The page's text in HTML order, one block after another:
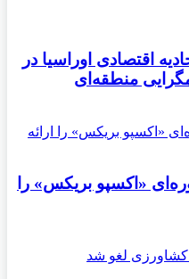
اقتصادی اوراسیا در
منطقه‌ای
«اکسپو بریکس» را